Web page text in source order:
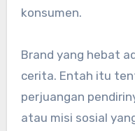
konsumen.
Brand yang hebat
cerita. Entah itu
perjuangan
atau misi sosial